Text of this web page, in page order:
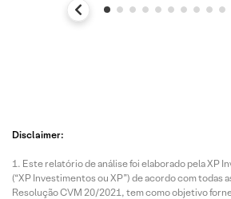
Disclaimer:
Este relatório de análise foi elaborado pela XP
(“XP Investimentos ou XP”) de acordo com todas
Resolução CVM 20/2021, tem como objetivo